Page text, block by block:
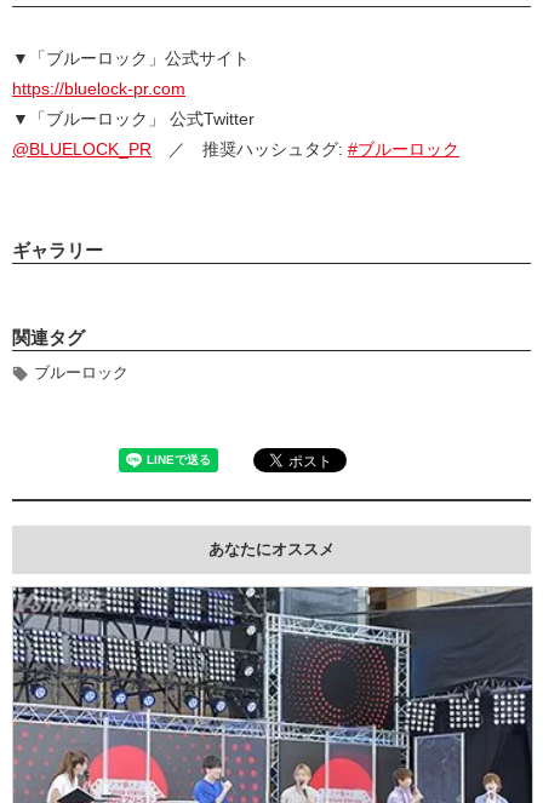
▼「ブルーロック」公式サイト
https://bluelock-pr.com
▼「ブルーロック」 公式Twitter
@BLUELOCK_PR ／ 推奨ハッシュタグ: #ブルーロック
ギャラリー
関連タグ
ブルーロック
あなたにオススメ